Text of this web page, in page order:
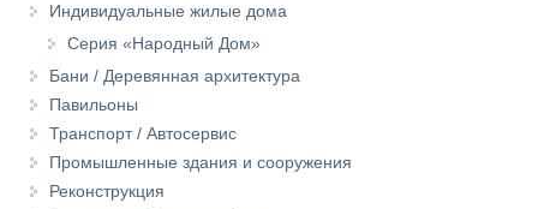
Индивидуальные жилые дома
Серия «Народный Дом»
Бани / Деревянная архитектура
Павильоны
Транспорт / Автосервис
Промышленные здания и сооружения
Реконструкция